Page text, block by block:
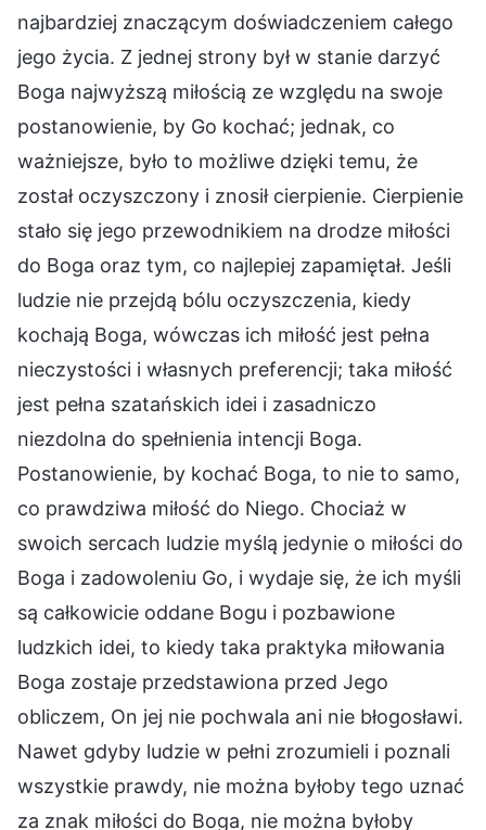
najbardziej znaczącym doświadczeniem całego
jego życia. Z jednej strony był w stanie darzyć
Boga najwyższą miłością ze względu na swoje
postanowienie, by Go kochać; jednak, co
ważniejsze, było to możliwe dzięki temu, że
został oczyszczony i znosił cierpienie. Cierpienie
stało się jego przewodnikiem na drodze miłości
do Boga oraz tym, co najlepiej zapamiętał. Jeśli
ludzie nie przejdą bólu oczyszczenia, kiedy
kochają Boga, wówczas ich miłość jest pełna
nieczystości i własnych preferencji; taka miłość
jest pełna szatańskich idei i zasadniczo
niezdolna do spełnienia intencji Boga.
Postanowienie, by kochać Boga, to nie to samo,
co prawdziwa miłość do Niego. Chociaż w
swoich sercach ludzie myślą jedynie o miłości do
Boga i zadowoleniu Go, i wydaje się, że ich myśli
są całkowicie oddane Bogu i pozbawione
ludzkich idei, to kiedy taka praktyka miłowania
Boga zostaje przedstawiona przed Jego
obliczem, On jej nie pochwala ani nie błogosławi.
Nawet gdyby ludzie w pełni zrozumieli i poznali
wszystkie prawdy, nie można byłoby tego uznać
za znak miłości do Boga, nie można byłoby